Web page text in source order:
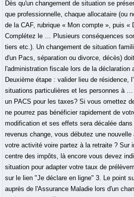
Dès qu'un changement de situation se
que professionnelle, chaque allocataire (ou
de la CAF, rubrique « Mon compte », puis «
Complétez le … Plusieurs conséquences
tiers etc.). Un changement de situation
d'un Pacs, séparation ou divorce, décès)
l'administration fiscale lors de la déclaration
Deuxième étape : valider lieu de résidence,
situations particulières et les personnes à
un PACS pour les taxes? Si vous omettez
ne pourrez pas bénéficier rapidement de
modification et ses effets sera décalée
revenus change, vous débutez une
votre activité voire partez à la retraite ? Sur
centre des impôts, là encore vous devez
situation pour adapter votre taux de
sur le lien "Je déclare en ligne" 3. Le point
auprès de l'Assurance Maladie lors d'un